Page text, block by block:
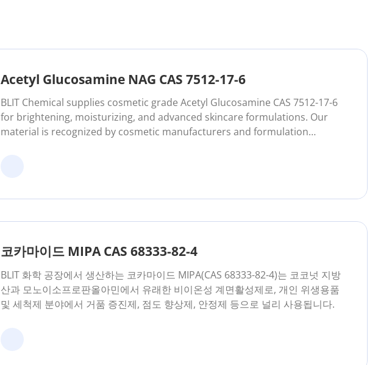
Acetyl Glucosamine NAG CAS 7512-17-6
BLIT Chemical supplies cosmetic grade Acetyl Glucosamine CAS 7512-17-6
for brightening, moisturizing, and advanced skincare formulations. Our
material is recognized by cosmetic manufacturers and formulation
코카마이드 MIPA CAS 68333-82-4
BLIT 화학 공장에서 생산하는 코카마이드 MIPA(CAS 68333-82-4)는 코코넛 지방
산과 모노이소프로판올아민에서 유래한 비이온성 계면활성제로, 개인 위생용품
및 세척제 분야에서 거품 증진제, 점도 향상제, 안정제 등으로 널리 사용됩니다.